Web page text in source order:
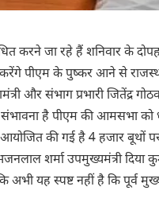
करने जा रहे हैं शनिवार के
पीएम के पुष्कर आने से
और संभाग प्रभारी जितेंद्र
है पीएम की आमसभा
की गई है 4 हजार बूथों
शर्मा उपमुख्यमंत्री दिया
यह स्पष्ट नहीं है कि पूर्व